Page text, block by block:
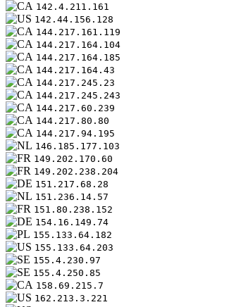
142.4.211.161
142.44.156.128
144.217.161.119
144.217.164.104
144.217.164.185
144.217.164.43
144.217.245.23
144.217.245.243
144.217.60.239
144.217.80.80
144.217.94.195
146.185.177.103
149.202.170.60
149.202.238.204
151.217.68.28
151.236.14.57
151.80.238.152
154.16.149.74
155.133.64.182
155.133.64.203
155.4.230.97
155.4.250.85
158.69.215.7
162.213.3.221